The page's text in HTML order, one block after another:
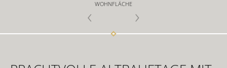
FÜR INVESTOREN
WOHNFLÄCHE